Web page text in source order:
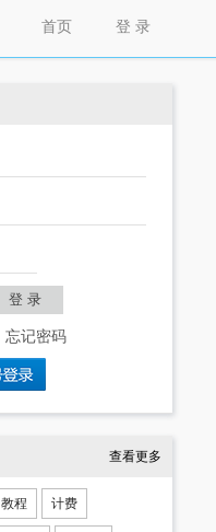
登 录
首页
忘记密码
查看更多
教程 计费